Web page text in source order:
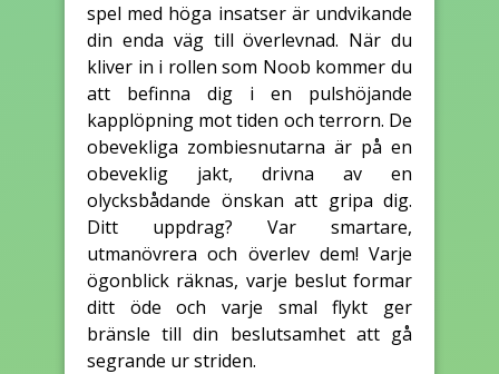
spel med höga insatser är undvikande
din enda väg till överlevnad. När du
kliver in i rollen som Noob kommer du
att befinna dig i en pulshöjande
kapplöpning mot tiden och terrorn. De
obevekliga zombiesnutarna är på en
obeveklig jakt, drivna av en
olycksbådande önskan att gripa dig.
Ditt uppdrag? Var smartare,
utmanövrera och överlev dem! Varje
ögonblick räknas, varje beslut formar
ditt öde och varje smal flykt ger
bränsle till din beslutsamhet att gå
segrande ur striden.